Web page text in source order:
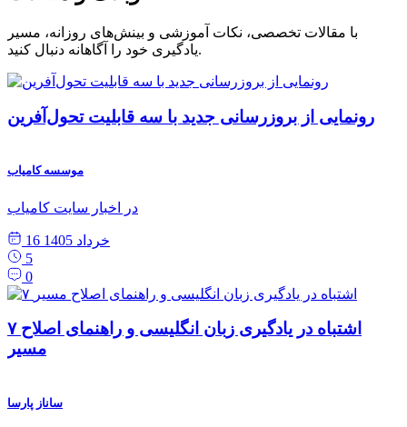
با مقالات تخصصی، نکات آموزشی و بینش‌های روزانه، مسیر
یادگیری خود را آگاهانه دنبال کنید.
رونمایی از بروزرسانی جدید با سه قابلیت تحول‌آفرین
موسسه کامیاب
در اخبار سایت کامیاب
16 خرداد 1405
5
0
۷ اشتباه در یادگیری زبان انگلیسی و راهنمای اصلاح
مسیر
ساناز پارسا